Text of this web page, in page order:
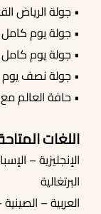
• جولة الرياض
• جولة يوم كامل
• جولة يوم كامل
• جولة نصف يوم في
• حافة العالم مع العشاء – 36
اللغات
الإنجليزية –
البرتغالية
العربية –